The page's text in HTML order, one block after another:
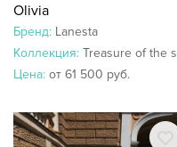
Olivia
Бренд: Lanesta
Коллекция: Treasure of the seas
Цена: от 61 500 руб.